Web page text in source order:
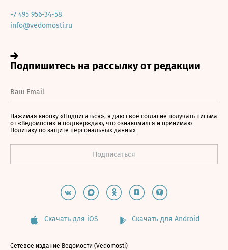
+7 495 956-34-58
info@vedomosti.ru
Нажимая кнопку «Подписаться», я даю свое согласие получать письма
от «Ведомости» и подтверждаю, что ознакомился и принимаю
Политику по защите персональных данных
Скачать для iOS Скачать для Android
Сетевое издание Ведомости (Vedomosti)